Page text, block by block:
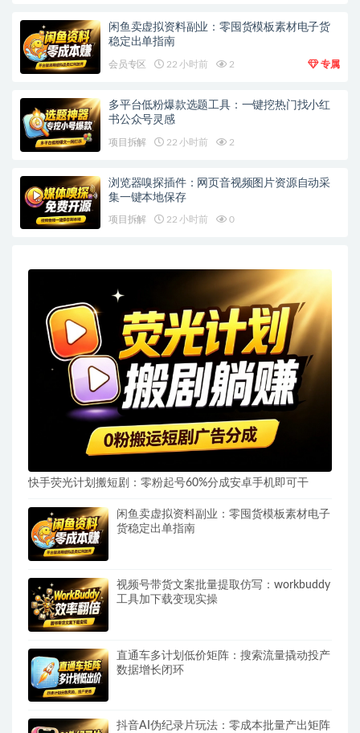
闲鱼卖虚拟资料副业：零囤货模板素材电子货
稳定出单指南
会员专区 22 小时前 2 专属
多平台低粉爆款选题工具：一键挖热门找小红
书公众号灵感
项目拆解 22 小时前 2
浏览器嗅探插件：网页音视频图片资源自动采
集一键本地保存
项目拆解 22 小时前 0
快手荧光计划搬短剧：零粉起号60%分成安卓手机即可干
闲鱼卖虚拟资料副业：零囤货模板素材电子
货稳定出单指南
视频号带货文案批量提取仿写：workbuddy
工具加下载变现实操
直通车多计划低价矩阵：搜索流量撬动投产
数据增长闭环
抖音AI伪纪录片玩法：零成本批量产出矩阵